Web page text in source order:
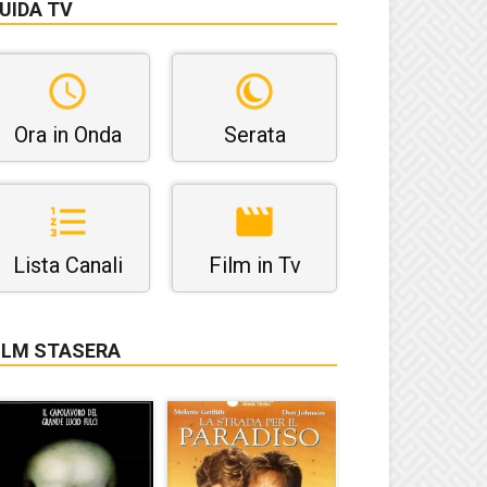
TV
Ora in Onda Serata
Lista Canali Film in Tv
STASERA